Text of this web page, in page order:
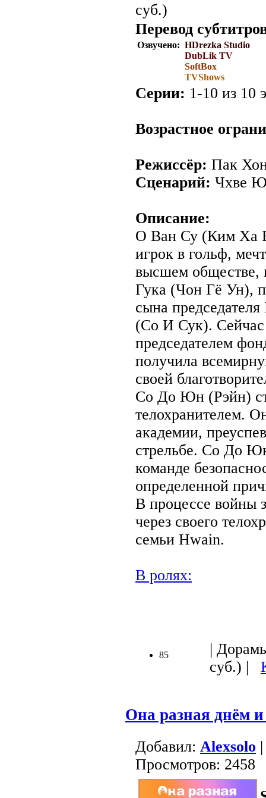
суб.)
Перевод
Озвучено: HDrezka Studio
DubLik TV
SoftBox
TVShows
Серии: 1-10 из 10
Возрастное
Режиссёр: Пак
Сценарий: Чхве
Описание:
О Ван Су (Ким Ха
игрок в гольф,
высшем обществе,
Гука (Чон Гё Ун),
сына
(Со И Сук).
председателем
получила
своей
Со До Юн (Рэйн)
телохранителем.
академии,
стрельбе. Со До
команде
определенной
В процессе войны
через своего
семьи Hwain.
В ролях:
85
|
суб.) |
Она разная днём
Добавил: Alexsolo
Просмотров: 2458